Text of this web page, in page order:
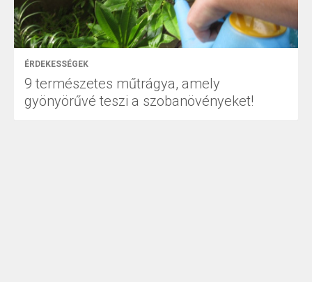
ÉRDEKESSÉGEK
9 természetes műtrágya, amely
gyönyörűvé teszi a szobanövényeket!